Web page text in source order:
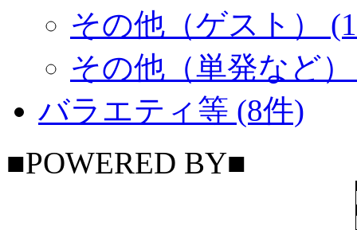
その他（ゲスト）
その他（単発など
バラエティ等 (8件)
■POWERED BY■